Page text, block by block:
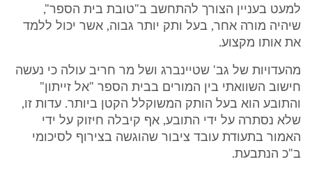
למעט בעניין הצורך להתחשב ב"טובת בית הספר",
שיהיה מורה אחר, בעל ותק יותר גבוה, אשר יכול ללמד
את אותו מקצוע.
מהעדויות של גב' שטיינברג ושל מר חריב עולה כי נעשה
חישוב השוואתי בין המורים בבית הספר "אל זייתון"
והתובע הוא בעל הותק המשוקלל הקטן ביותר. עדות זו,
שלא נסתרה על ידי התובע, אף קיבלה חיזוק על ידי
האמור בתעודת עובד ציבור שהוגשה בצירוף לסיכומי
ב"כ הנתבעת.